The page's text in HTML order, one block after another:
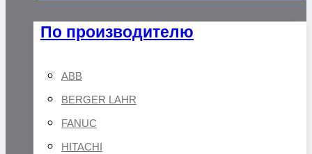
По производителю
ABB
BERGER LAHR
FANUC
HITACHI